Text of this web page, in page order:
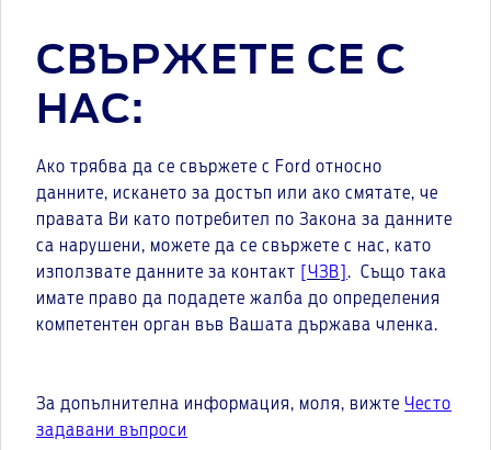
СВЪРЖЕТЕ СЕ С
НАС:
Ако трябва да се свържете с Ford относно
данните, искането за достъп или ако смятате, че
правата Ви като потребител по Закона за данните
са нарушени, можете да се свържете с нас, като
използвате данните за контакт
[ЧЗВ] . Също така
имате право да подадете жалба до определения
компетентен орган във Вашата държава членка.
За допълнителна информация, моля, вижте Често
задавани въпроси